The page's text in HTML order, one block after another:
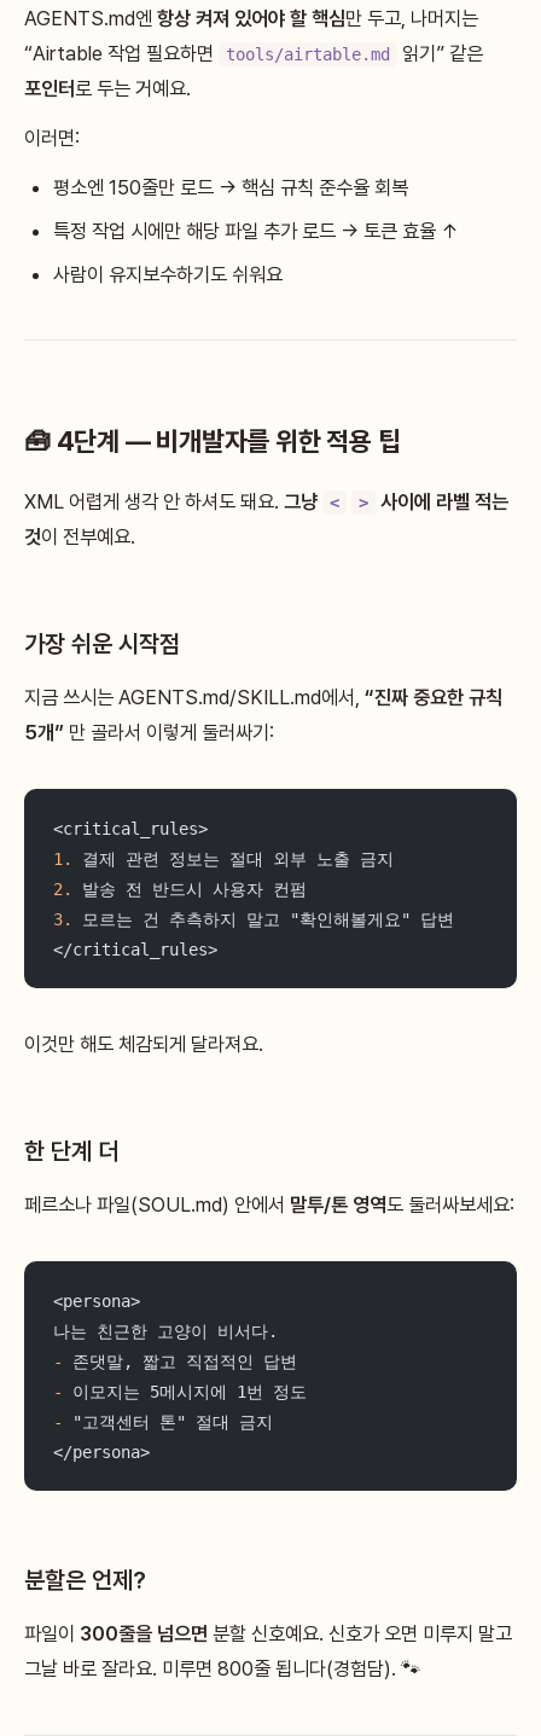
AGENTS.md엔 항상 켜져 있어야 할 핵심만 두고, 나머지는
“Airtable 작업 필요하면
tools/airtable.md
읽기” 같은
포인터로 두는 거예요.
이러면:
평소엔 150줄만 로드 → 핵심 규칙 준수율 회복
특정 작업 시에만 해당 파일 추가 로드 → 토큰 효율 ↑
사람이 유지보수하기도 쉬워요
🧰 4단계 — 비개발자를 위한 적용 팁
XML 어렵게 생각 안 하셔도 돼요. 그냥 < >
사이에 라벨 적는
것이 전부예요.
가장 쉬운 시작점
지금 쓰시는 AGENTS.md/SKILL.md에서, “진짜 중요한 규칙
5개” 만 골라서 이렇게 둘러싸기:
<critical_rules>
1.
결제 관련 정보는 절대 외부 노출 금지
2.
발송 전 반드시 사용자 컨펌
3.
모르는 건 추측하지 말고 "확인해볼게요" 답변
</critical_rules>
이것만 해도 체감되게 달라져요.
한 단계 더
페르소나 파일(SOUL.md) 안에서 말투/톤 영역도 둘러싸보세요:
<persona>
나는 친근한 고양이 비서다.
-
존댓말, 짧고 직접적인 답변
-
이모지는 5메시지에 1번 정도
-
"고객센터 톤" 절대 금지
</persona>
분할은 언제?
파일이 300줄을 넘으면 분할 신호예요. 신호가 오면 미루지 말고
그날 바로 잘라요. 미루면 800줄 됩니다(경험담). 🐾